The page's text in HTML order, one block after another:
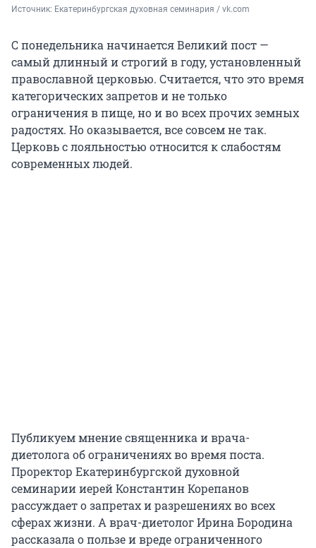
Источник: Екатеринбургская духовная семинария / vk.com
С понедельника начинается Великий пост —
самый длинный и строгий в году, установленный
православной церковью. Считается, что это время
категорических запретов и не только
ограничения в пище, но и во всех прочих земных
радостях. Но оказывается, все совсем не так.
Церковь с лояльностью относится к слабостям
современных людей.
Публикуем мнение священника и врача-
диетолога об ограничениях во время поста.
Проректор Екатеринбургской духовной
семинарии иерей Константин Корепанов
рассуждает о запретах и разрешениях во всех
сферах жизни. А врач-диетолог Ирина Бородина
рассказала о пользе и вреде ограниченного